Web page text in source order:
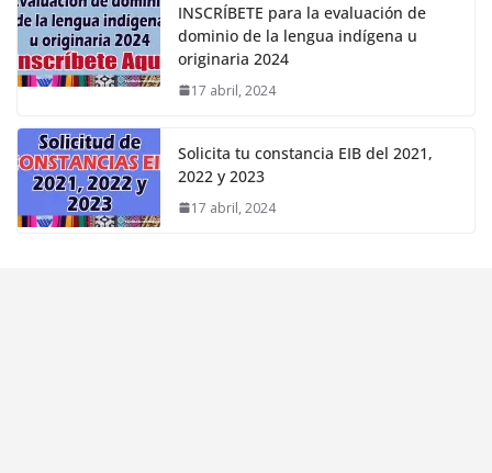
INSCRÍBETE para la evaluación de
dominio de la lengua indígena u
originaria 2024
17 abril, 2024
Solicita tu constancia EIB del 2021,
2022 y 2023
17 abril, 2024